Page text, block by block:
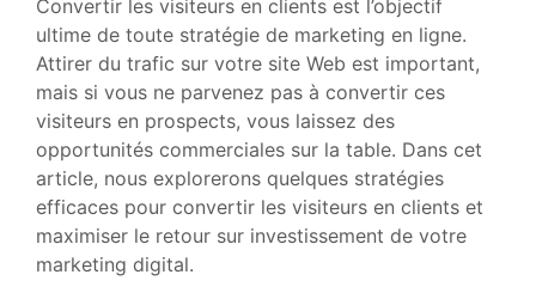
Convertir les visiteurs en clients est l’objectif
ultime de toute stratégie de marketing en ligne.
Attirer du trafic sur votre site Web est important,
mais si vous ne parvenez pas à convertir ces
visiteurs en prospects, vous laissez des
opportunités commerciales sur la table. Dans cet
article, nous explorerons quelques stratégies
efficaces pour convertir les visiteurs en clients et
maximiser le retour sur investissement de votre
marketing digital.